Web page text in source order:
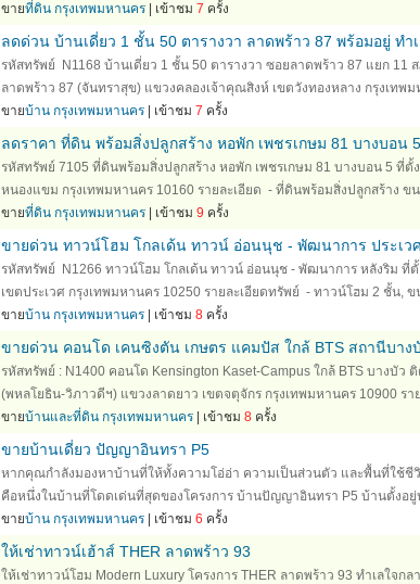
ขายที่ดิน กรุงเทพมหานคร| เข้าชม 7 ครั้ง
ลดด่วน บ้านเดี่ยว 1 ชั้น 50 ตารางวา ลาดพร้าว 87 พร้อมอยู่ ทำ
รหัสทรัพย์ N1168 บ้านเดี่ยว 1 ชั้น 50 ตารางวา ซอยลาดพร้าว 87 แยก
ลาดพร้าว 87 (จันทราสุข) แขวงคลองเจ้าคุณสิงห์ เขตวังทองหลาง กรุงเทพม
ขายบ้าน กรุงเทพมหานคร| เข้าชม 7 ครั้ง
ลดราคา ที่ดิน พร้อมสิ่งปลูกสร้าง หอพัก เพชรเกษม 81 บางบอน
รหัสทรัพย์ 7105 ที่ดินพร้อมสิ่งปลูกสร้าง หอพัก เพชรเกษม 81 บางบอน 5 ที่
หนองแขม กรุงเทพมหานคร 10160 รายละเอียด - ที่ดินพร้อมสิ่งปลูกสร้าง ข
ขายที่ดิน กรุงเทพมหานคร| เข้าชม 9 ครั้ง
ขายด่วน ทาวน์โฮม โกลเด้น ทาวน์ อ่อนนุช - พัฒนาการ ประเว
รหัสทรัพย์ N1266 ทาวน์โฮม โกลเด้น ทาวน์ อ่อนนุช - พัฒนาการ หลังริม ที่
เขตประเวศ กรุงเทพมหานคร 10250 รายละเอียดทรัพย์ - ทาวน์โฮม 2 ชั้น,
ขายบ้าน กรุงเทพมหานคร| เข้าชม 8ครั้ง
ขายด่วน คอนโด เคนซิงตัน เกษตร แคมปัส ใกล้ BTS สถานีบาง
รหัสทรัพย์ : N1400 คอนโด Kensington Kaset-Campus ใกล้ BTS บางบัว
(พหลโยธิน-วิภาวดีฯ) แขวงลาดยาว เขตจตุจักร กรุงเทพมหานคร 10900 ร
ขายบ้านและที่ดิน กรุงเทพมหานคร| เข้าชม 8ครั้ง
ขายบ้านเดี่ยว ปัญญาอินทรา P5
หากคุณกำลังมองหาบ้านที่ให้ทั้งความโอ่อ่า ความเป็นส่วนตัว และพื้นที่ใช้
คือหนึ่งในบ้านที่โดดเด่นที่สุดของโครงการ บ้านปัญญาอินทรา P5 บ้านตั้งอ
ขายบ้าน กรุงเทพมหานคร| เข้าชม 6 ครั้ง
ให้เช่าทาวน์เฮ้าส์ THER ลาดพร้าว 93
ให้เช่าทาวน์โฮม Modern Luxury โครงการ THER ลาดพร้าว 93 ทำเลใจก